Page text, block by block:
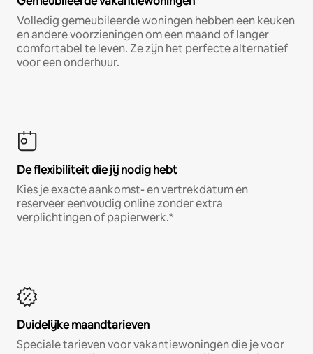
Volledig gemeubileerde woningen hebben een keuken
en andere voorzieningen om een maand of langer
comfortabel te leven. Ze zijn het perfecte alternatief
voor een onderhuur.
De flexibiliteit die jij nodig hebt
Kies je exacte aankomst- en vertrekdatum en
reserveer eenvoudig online zonder extra
verplichtingen of papierwerk.*
Duidelijke maandtarieven
Speciale tarieven voor vakantiewoningen die je voor